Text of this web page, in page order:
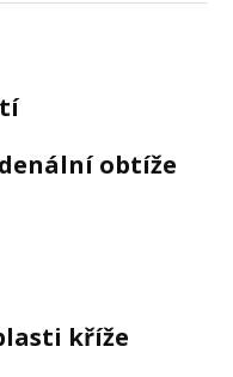
obtíže
kříže